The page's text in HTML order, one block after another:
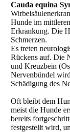
Cauda equina
Hunde im
Erkrankung. Die
Schmerzen.
Es treten
Rückens auf. Die
und Kreuzbein
Nervenbündel
Schädigung des
Oft bleibt dem
meist die Hunde
bereits
festgestellt wird,